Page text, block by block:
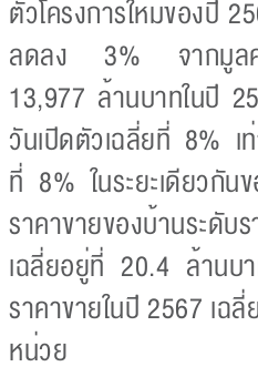
ตัวโครงการใหม่ของปี
ลดลง 3% จากมูลค่า
13,977 ล้านบาทในปี
วันเปิดตัวเฉลี่ยที่ 8% เ
ที่ 8% ในระยะเดียวกั
ราคาขายของบ้านระดั
เฉลี่ยอยู่ที่ 20.4 ล้านบ
ราคาขายในปี 2567 เ
หน่วย